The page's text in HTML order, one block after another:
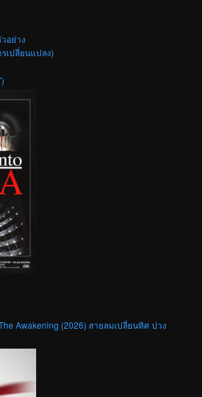
อย่าง
เปลี่ยนแปลง)
Awakening (2026) สายลมเปลี่ยนทิศ ปวง